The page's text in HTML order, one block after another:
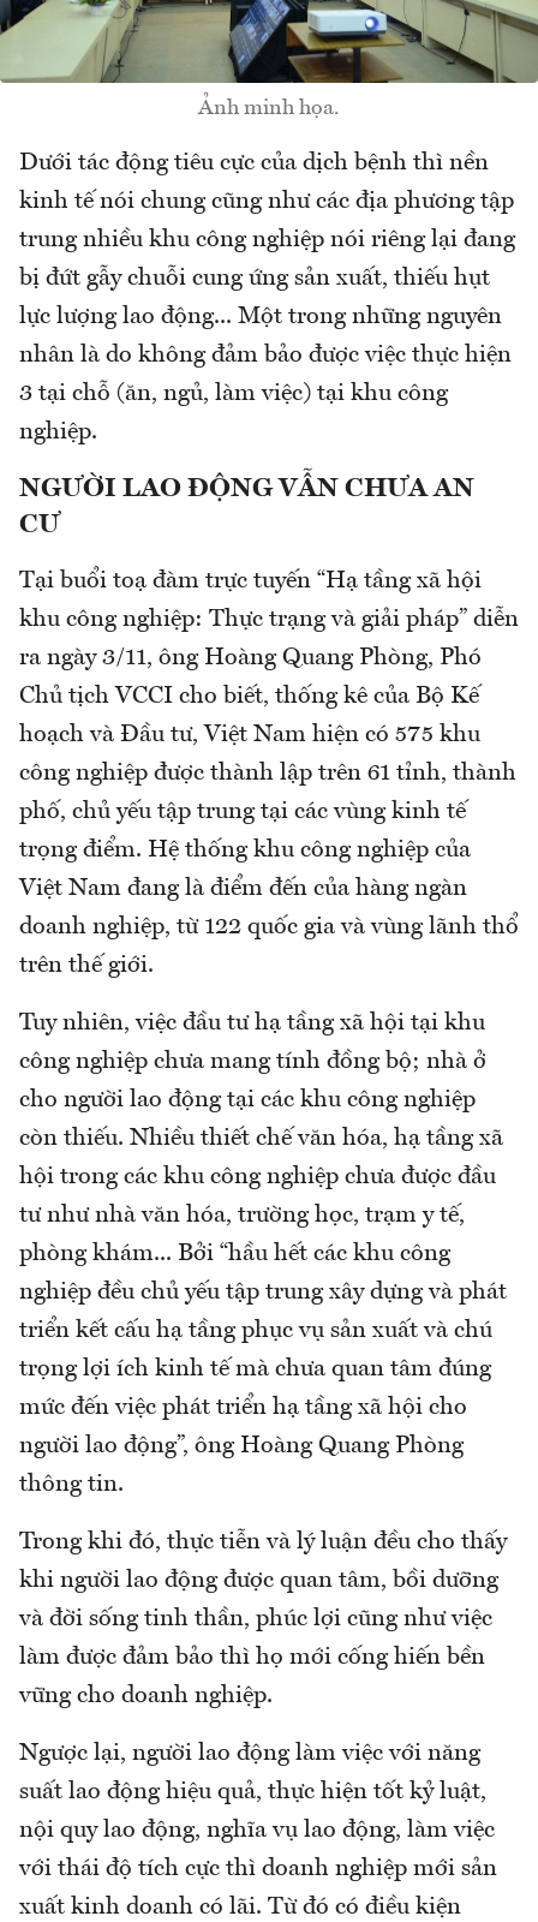
Ảnh minh họa.
Dưới tác động tiêu cực của dịch bệnh thì nền
kinh tế nói chung cũng như các địa phương tập
trung nhiều khu công nghiệp nói riêng lại đang
bị đứt gẫy chuỗi cung ứng sản xuất, thiếu hụt
lực lượng lao động... Một trong những nguyên
nhân là do không đảm bảo được việc thực hiện
3 tại chỗ (ăn, ngủ, làm việc) tại khu công
nghiệp.
NGƯỜI LAO ĐỘNG VẪN CHƯA AN
CƯ
Tại buổi toạ đàm trực tuyến “Hạ tầng xã hội
khu công nghiệp: Thực trạng và giải pháp” diễn
ra ngày 3/11, ông Hoàng Quang Phòng, Phó
Chủ tịch VCCI cho biết, thống kê của Bộ Kế
hoạch và Đầu tư, Việt Nam hiện có 575 khu
công nghiệp được thành lập trên 61 tỉnh, thành
phố, chủ yếu tập trung tại các vùng kinh tế
trọng điểm. Hệ thống khu công nghiệp của
Việt Nam đang là điểm đến của hàng ngàn
doanh nghiệp, từ 122 quốc gia và vùng lãnh thổ
trên thế giới.
Tuy nhiên, việc đầu tư hạ tầng xã hội tại khu
công nghiệp chưa mang tính đồng bộ; nhà ở
cho người lao động tại các khu công nghiệp
còn thiếu. Nhiều thiết chế văn hóa, hạ tầng xã
hội trong các khu công nghiệp chưa được đầu
tư như nhà văn hóa, trường học, trạm y tế,
phòng khám... Bởi “hầu hết các khu công
nghiệp đều chủ yếu tập trung xây dựng và phát
triển kết cấu hạ tầng phục vụ sản xuất và chú
trọng lợi ích kinh tế mà chưa quan tâm đúng
mức đến việc phát triển hạ tầng xã hội cho
người lao động”, ông Hoàng Quang Phòng
thông tin.
Trong khi đó, thực tiễn và lý luận đều cho thấy
khi người lao động được quan tâm, bồi dưỡng
và đời sống tinh thần, phúc lợi cũng như việc
làm được đảm bảo thì họ mới cống hiến bền
vững cho doanh nghiệp.
Ngược lại, người lao động làm việc với năng
suất lao động hiệu quả, thực hiện tốt kỷ luật,
nội quy lao động, nghĩa vụ lao động, làm việc
với thái độ tích cực thì doanh nghiệp mới sản
xuất kinh doanh có lãi. Từ đó có điều kiện